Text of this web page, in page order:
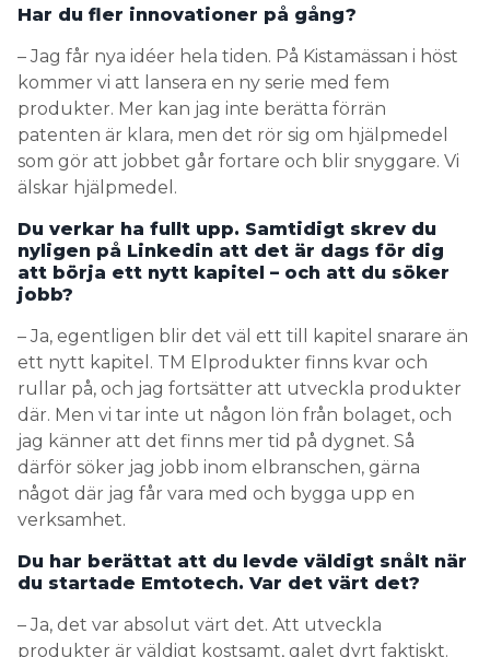
Har du fler innovationer på gång?
– Jag får nya idéer hela tiden. På Kistamässan i höst
kommer vi att lansera en ny serie med fem
produkter. Mer kan jag inte berätta förrän
patenten är klara, men det rör sig om hjälpmedel
som gör att jobbet går fortare och blir snyggare. Vi
älskar hjälpmedel.
Du verkar ha fullt upp. Samtidigt skrev du
nyligen på Linkedin att det är dags för dig
att börja ett nytt kapitel – och att du söker
jobb?
– Ja, egentligen blir det väl ett till kapitel snarare än
ett nytt kapitel. TM Elprodukter finns kvar och
rullar på, och jag fortsätter att utveckla produkter
där. Men vi tar inte ut någon lön från bolaget, och
jag känner att det finns mer tid på dygnet. Så
därför söker jag jobb inom elbranschen, gärna
något där jag får vara med och bygga upp en
verksamhet.
Du har berättat att du levde väldigt snålt när
du startade Emtotech. Var det värt det?
– Ja, det var absolut värt det. Att utveckla
produkter är väldigt kostsamt, galet dyrt faktiskt.